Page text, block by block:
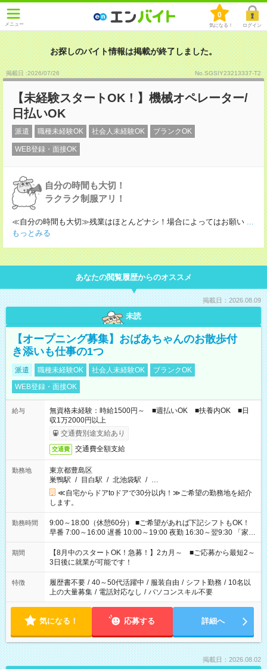
メニュー
0
気になる！ ログイン
お探しのバイト情報は掲載が終了しました。
掲載日 :2026/07/26 No.SGSIY23213337-T2
【未経験スタートOK！】機械オペレーター/
日払いOK
派遣 職種未経験OK 社会人未経験OK ブランクOK
WEB登録・面接OK
自分の時間も大切！
ラクラク制服アリ！
≪自分の時間も大切≫残業はほとんどナシ！場合によってはお願い ...
もっとみる
あなたの閲覧履歴からのオススメ
掲載日：2026.08.09
未読
【オープニング募集】おばあちゃんのお散歩付
き添いも仕事の1つ
派遣 職種未経験OK 社会人未経験OK
ブランクOK
WEB登録・面接OK
給与
無資格未経験：時給1500円～ ■週払いOK ■扶養内OK ■日
収1万2000円以上
交通費別途支給あり
交通費 交通費全額支給
勤務地
東京都豊島区
巣鴨駅 / 目白駅 / 北池袋駅 / …
≪自宅からドアtoドアで30分以内！≫ご希望の勤務地を紹介
します。
勤務時間
9:00～18:00（休憩60分） ■ご希望があれば下記シフトもOK！
早番 7:00～16:00 遅番 10:00～19:00 夜勤 16:30～翌9:30 「家族
と休みを合わせたい」 「余裕を持って夕飯の準備がしたい」
「できれば残業はしたくない」 など、ご希望を教えてください
ね。 ※Wワーク希望の方へ 今ご覧のお仕事で希望する勤務時間
と、もう1つのお仕事の勤務時間。 合計で週40時間を超える場
合は応募できません。
期間
【8月中のスタートOK！急募！】2カ月～ ■ご応募から最短2～
3日後に就業が可能です！
特徴 履歴書不要 / 40～50代活躍中 / 服装自由 / シフト勤務 / 10名以
上の大量募集 / 電話対応なし / パソコンスキル不要
気になる！ 応募する 詳細へ
掲載日：2026.08.02